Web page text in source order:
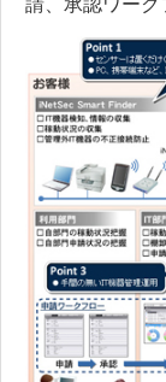
請、承認ワーク